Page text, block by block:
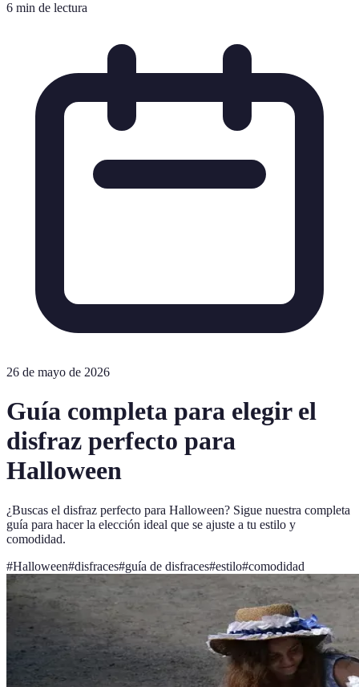
6 min de lectura
26 de mayo de 2026
Guía completa para elegir el
disfraz perfecto para
Halloween
¿Buscas el disfraz perfecto para Halloween? Sigue nuestra completa
guía para hacer la elección ideal que se ajuste a tu estilo y
comodidad.
#Halloween#disfraces#guía de disfraces#estilo#comodidad